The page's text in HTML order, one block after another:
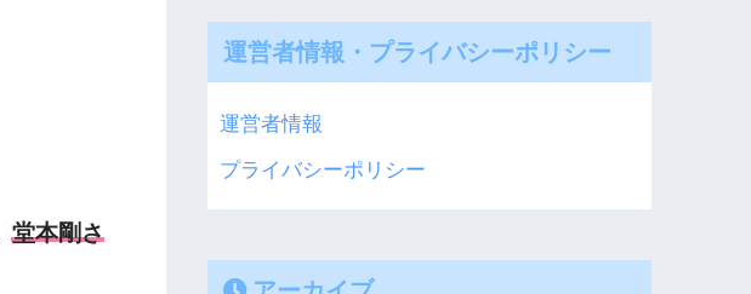
堂本剛さ
運営者情報・プライバシーポリシー
運営者情報
プライバシーポリシー